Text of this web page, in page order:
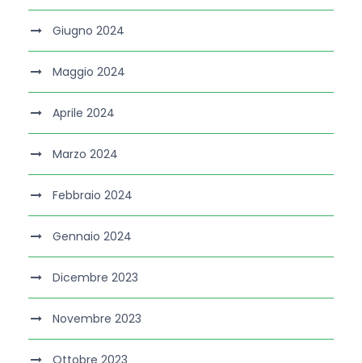
Giugno 2024
Maggio 2024
Aprile 2024
Marzo 2024
Febbraio 2024
Gennaio 2024
Dicembre 2023
Novembre 2023